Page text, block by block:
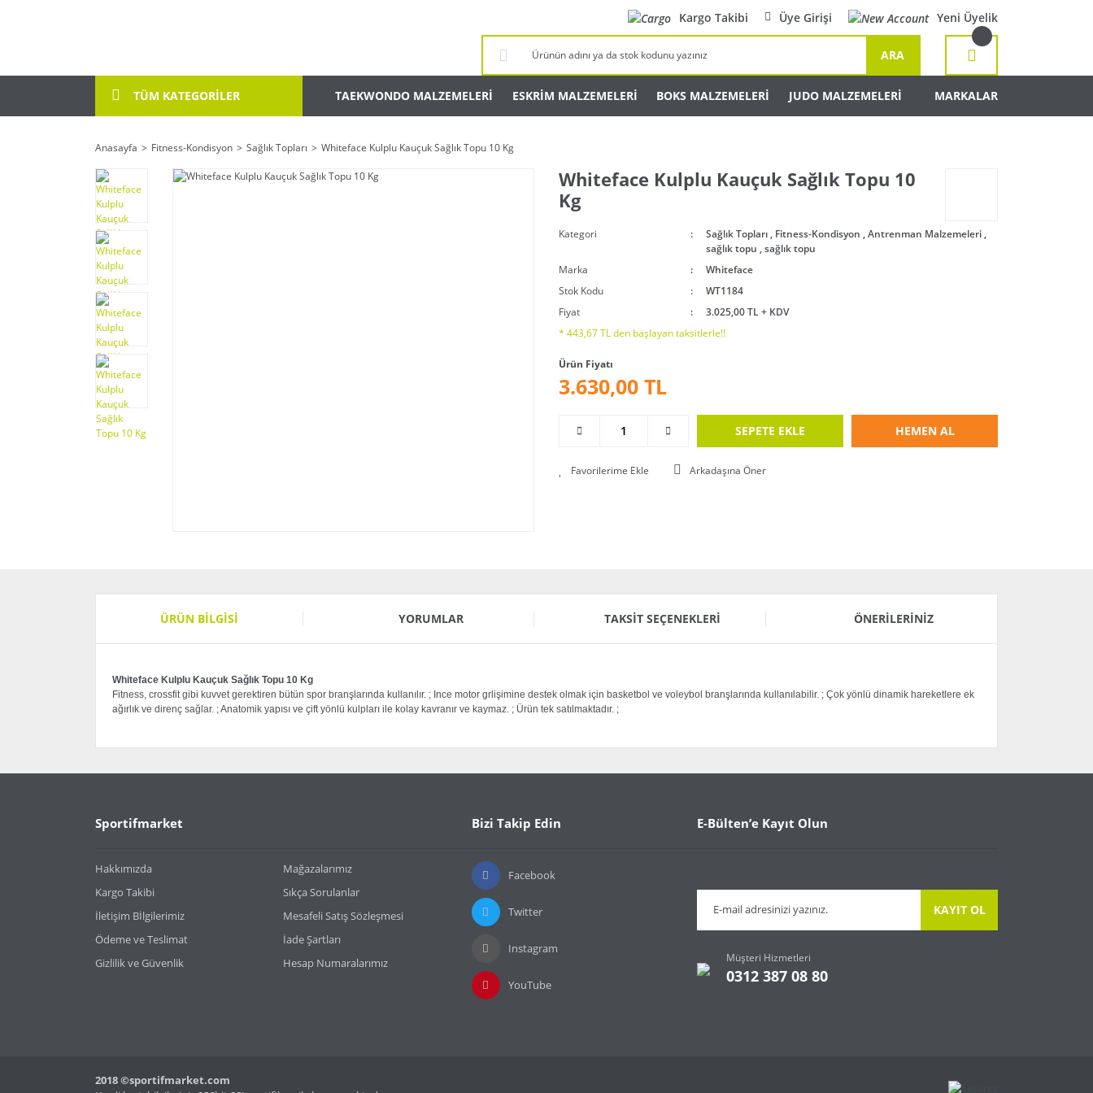
Kargo Takibi Üye Girişi Yeni Üyelik
ARA
TÜM KATEGORİLER TAEKWONDO MALZEMELERİ ESKRİM MALZEMELERİ BOKS MALZEMELERİ JUDO MALZEMELERİ MARKALAR
Anasayfa Fitness-Kondisyon Sağlık Topları Whiteface Kulplu Kauçuk Sağlık Topu 10 Kg
Whiteface Kulplu Kauçuk Sağlık Topu 10
Kg
Kategori Sağlık Topları, Fitness-Kondisyon ,Antrenman Malzemeleri,
sağlık topu ,sağlık topu
Marka
Whiteface
Stok Kodu
WT1184
Fiyat
3.025,00 TL + KDV
* 443,67 TL den başlayan taksitlerle!!
Ürün Fiyatı
3.630,00 TL
SEPETE EKLE HEMEN AL
Arkadaşına Öner
ÜRÜN BILGISI YORUMLAR TAKSIT SEÇENEKLERI ÖNERILERINIZ
Whiteface Kulplu Kauçuk Sağlık Topu 10 Kg
Fitness, crossfit gibi kuvvet gerektiren bütün spor branşlarında kullanılır. ; Ince motor grlişimine destek olmak için basketbol ve voleybol branşlarında kullanılabilir. ; Çok yönlü dinamik hareketlere ek
ağırlık ve direnç sağlar. ; Anatomik yapısı ve çift yönlü kulpları ile kolay kavranır ve kaymaz. ; Ürün tek satılmaktadır. ;
Bu ürüne ilk yorumu siz yapın!
Yorum Yaz
Bu ürünün fiyat bilgisi, resim, ürün açıklamalarında ve diğer konularda yetersiz gördüğünüz noktaları öneri formunu kullanarak tarafımıza iletebilirsiniz.
Ürün açıklamasında eksik bilgiler bulunuyor.
Ürün fiyatı diğer sitelerden daha pahalı.
Bu ürüne benzer farklı alternatifler olmalı.
Sportifmarket
Hakkımızda
Mağazalarımız
Kargo Takibi
Sıkça Sorulanlar
İletişim Bİlgilerimiz
Mesafeli Satış Sözleşmesi
Ödeme ve Teslimat
İade Şartları
Gizlilik ve Güvenlik
Hesap Numaralarımız
Bizi Takip Edin
Facebook
Twitter
Instagram
YouTube
E-Bülten’e Kayıt Olun
KAYIT OL
Müşteri Hizmetleri
0312 387 08 80
2018 ©sportifmarket.com